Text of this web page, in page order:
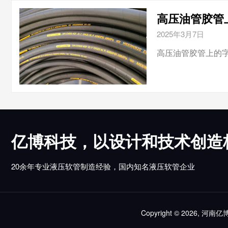
高压油管胶
2025年3月7日
高压油管胶管上的
亿博科技，以设计和技术创
20余年专业液压软管制造经验，国内知名液压软管企业
Copyright © 2026, 河南亿